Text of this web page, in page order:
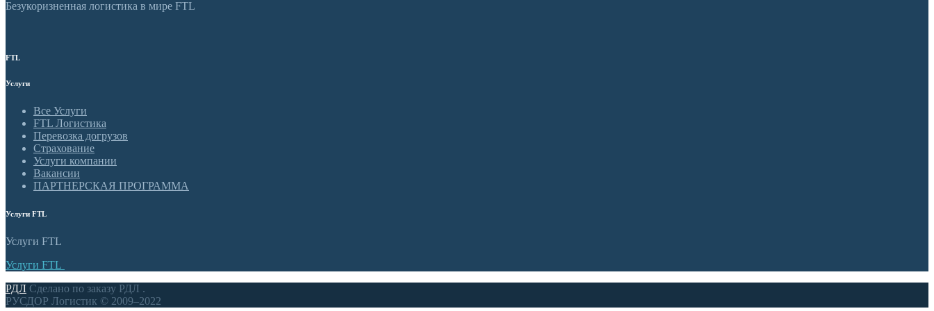
Безукоризненная логистика в мире FTL
FTL
Услуги
Все Услуги
FTL Логистика
Перевозка догрузов
Страхование
Услуги компании
Вакансии
ПАРТНЕРСКАЯ ПРОГРАММА
Услуги FTL
Услуги FTL
Услуги FTL
РДЛ Сделано по заказу РДЛ .
РУСДОР Логистик © 2009–2022